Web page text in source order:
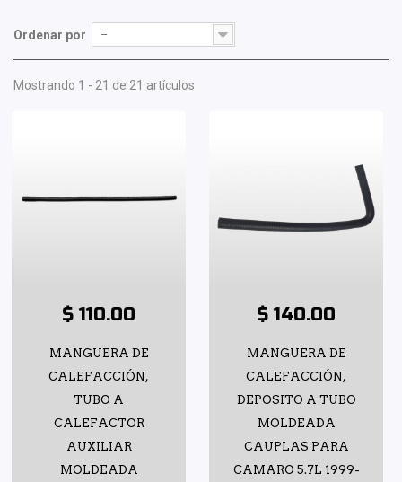
Ordenar por --
Mostrando 1 - 21 de 21 artículos
$ 110.00
MANGUERA DE
CALEFACCIÓN,
TUBO A
CALEFACTOR
AUXILIAR
MOLDEADA
$ 140.00
MANGUERA DE
CALEFACCIÓN,
DEPOSITO A TUBO
MOLDEADA
CAUPLAS PARA
CAMARO 5.7L 1999-